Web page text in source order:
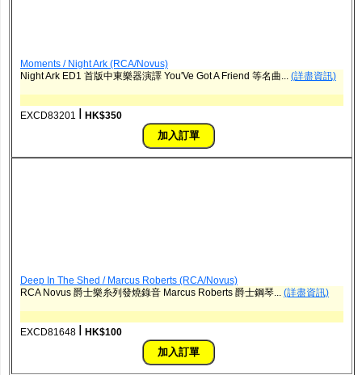
Moments / Night Ark (RCA/Novus)
Night Ark ED1 首版中東樂器演譯 You'Ve Got A Friend 等名曲... (詳盡資訊)
EXCD83201 HK$350
Deep In The Shed / Marcus Roberts (RCA/Novus)
RCA Novus 爵士樂糸列發燒錄音 Marcus Roberts 爵士鋼琴... (詳盡資訊)
EXCD81648 HK$100